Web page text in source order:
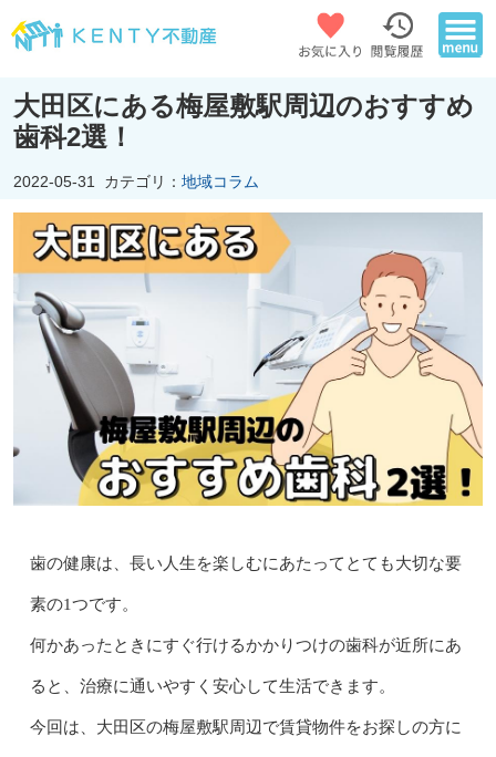
大田区にある梅屋敷駅周辺のおすすめ
歯科2選！
2022-05-31 カテゴリ： 地域コラム
歯の健康は、長い人生を楽しむにあたってとても大切な要
素の1つです。
何かあったときにすぐ行けるかかりつけの歯科が近所にあ
ると、治療に通いやすく安心して生活できます。
今回は、大田区の梅屋敷駅周辺で賃貸物件をお探しの方に